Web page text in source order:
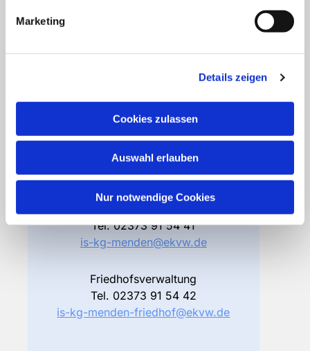
Marketing
Details zeigen
Cookies zulassen
Auswahl erlauben
Nur notwendige Cookies
Friedhofsverwaltung
Bodelschwinghstraße 4
58706 Menden
Öffnungszeiten
Di – Fr 10.00 – 12.30 Uhr
Do 15.00 – 17.00 Uhr
und nach Vereinbarung
Tel.02373 91 54 41
is-kg-menden@ekvw.de
Friedhofsverwaltung
Tel. 02373 91 54 42
is-kg-menden-friedhof@ekvw.de